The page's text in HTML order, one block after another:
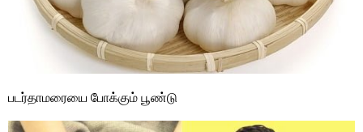
படர்தாமரையை போக்கும் பூண்டு